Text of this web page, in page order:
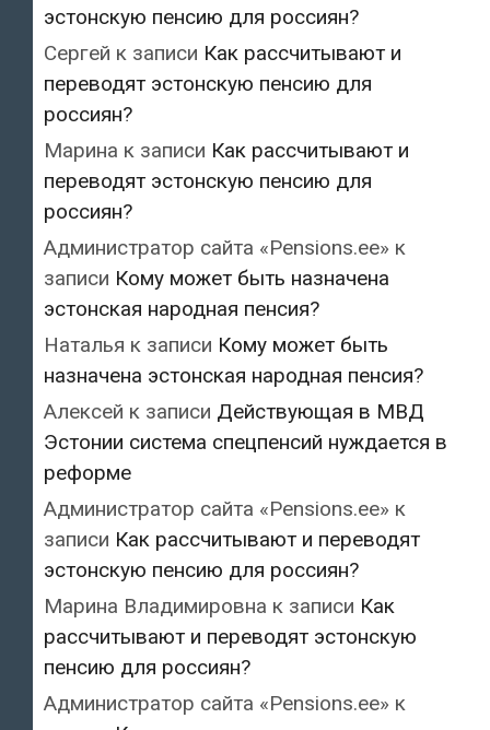
эстонскую пенсию для россиян?
Сергей к записи Как рассчитывают и
переводят эстонскую пенсию для
россиян?
Марина к записи Как рассчитывают и
переводят эстонскую пенсию для
россиян?
Администратор сайта «Pensions.ee» к
записи Кому может быть назначена
эстонская народная пенсия?
Наталья к записи Кому может быть
назначена эстонская народная пенсия?
Алексей к записи Действующая в МВД
Эстонии система спецпенсий нуждается в
реформе
Администратор сайта «Pensions.ee» к
записи Как рассчитывают и переводят
эстонскую пенсию для россиян?
Марина Владимировна к записи Как
рассчитывают и переводят эстонскую
пенсию для россиян?
Администратор сайта «Pensions.ee» к